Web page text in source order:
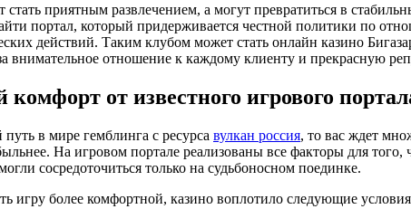
приятным развлечением, а могут превратиться в
портал, который придерживается честной политики по
действий. Таким клубом может стать онлайн казино
внимательное отношение к каждому клиенту и прекрасную
от известного игрового
в мире гемблинга с ресурса вулкан россия, то вас ждет
На игровом портале реализованы все факторы для
сосредоточиться только на судьбоносном поединке.
игру более комфортной, казино воплотило следующие